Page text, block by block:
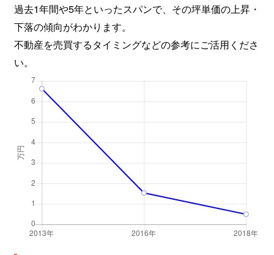
過去1年間や5年といったスパンで、その坪単価の上昇・
下落の傾向がわかります。
不動産を売買するタイミングなどの参考にご活用くださ
い。